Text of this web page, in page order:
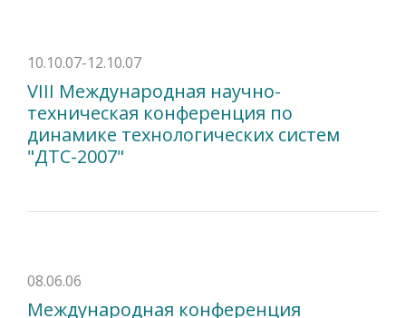
10.10.07-12.10.07
VIII Международная научно-
техническая конференция по
динамике технологических систем
"ДТС-2007"
08.06.06
Международная конференция